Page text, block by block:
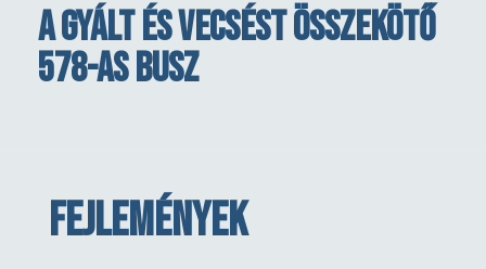
A Gyált és Vecsést összekötő
578-as busz
G
FEJLEMÉNYEK